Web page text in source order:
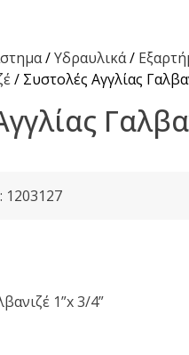
/Υδραυλικά/
/ Συστολές Αγγλίας
1203127
1”x 3/4”